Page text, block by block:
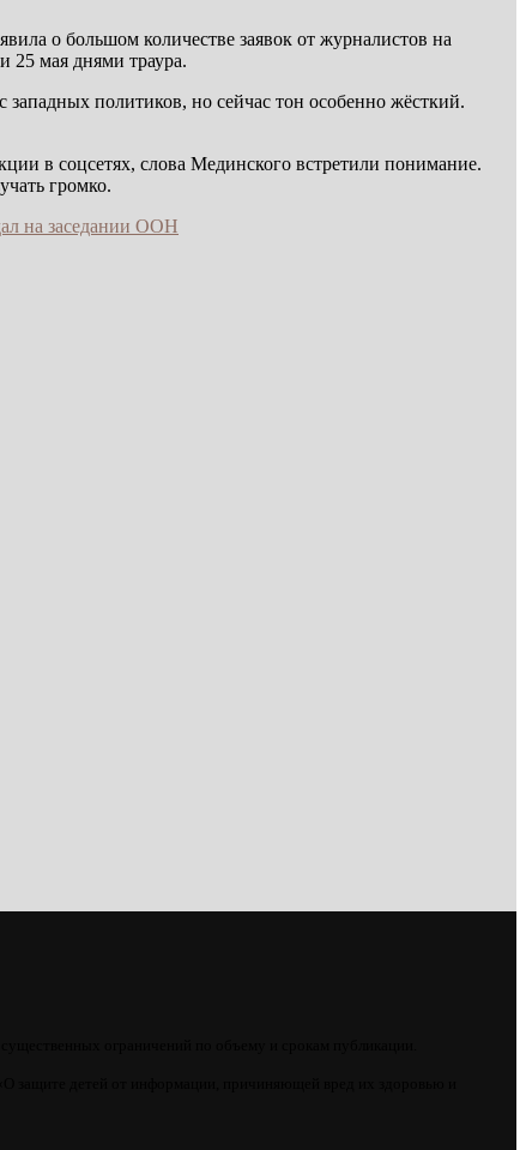
о большом количестве заявок от журналистов на
25 мая днями траура.
политиков, но сейчас тон особенно жёсткий.
в соцсетях, слова Мединского встретили понимание.
громко.
на заседании ООН